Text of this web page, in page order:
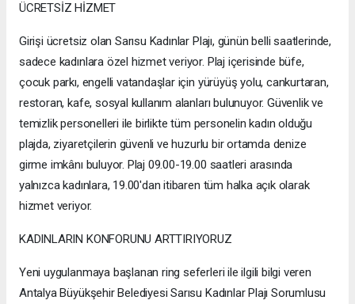
ÜCRETSİZ HİZMET
Girişi ücretsiz olan Sarısu Kadınlar Plajı, günün belli saatlerinde,
sadece kadınlara özel hizmet veriyor. Plaj içerisinde büfe,
çocuk parkı, engelli vatandaşlar için yürüyüş yolu, cankurtaran,
restoran, kafe, sosyal kullanım alanları bulunuyor. Güvenlik ve
temizlik personelleri ile birlikte tüm personelin kadın olduğu
plajda, ziyaretçilerin güvenli ve huzurlu bir ortamda denize
girme imkânı buluyor. Plaj 09.00-19.00 saatleri arasında
yalnızca kadınlara, 19.00'dan itibaren tüm halka açık olarak
hizmet veriyor.
KADINLARIN KONFORUNU ARTTIRIYORUZ
Yeni uygulanmaya başlanan ring seferleri ile ilgili bilgi veren
Antalya Büyükşehir Belediyesi Sarısu Kadınlar Plajı Sorumlusu